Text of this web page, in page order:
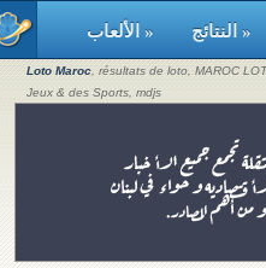
الألعاب » النتائج »
Loto Maroc , résultats de loto, MAROC
Jeux & des Sports, mdjs